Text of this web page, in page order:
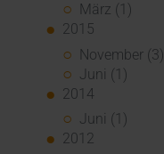
März (1)
2015
November (3)
Juni (1)
2014
Juni (1)
2012